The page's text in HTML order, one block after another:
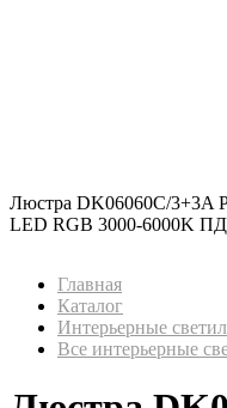
Люстра DK06060C/3+3A
LED RGB 3000-6000K
Главная
Каталог
Интерьерные
Все интерьерные